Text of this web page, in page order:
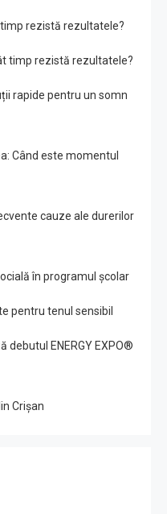
rezistă rezultatele?
timp rezistă rezultatele?
rapide pentru un somn
Când este momentul
cauze ale durerilor
în programul școlar
pentru tenul sensibil
debutul ENERGY EXPO®
Crișan